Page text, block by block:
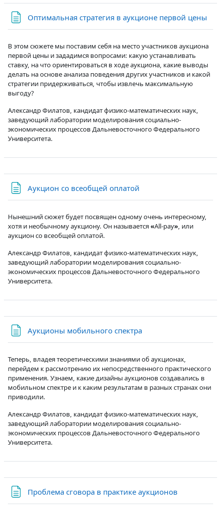
Оптимальная стратегия в аукционе первой цены
В этом сюжете мы поставим себя на место участников аукциона
первой цены и зададимся вопросами: какую устанавливать
ставку, на что ориентироваться в ходе аукциона, какие выводы
делать на основе анализа поведения других участников и какой
стратегии придерживаться, чтобы извлечь максимальную
выгоду?
Александр Филатов, кандидат физико-математических наук,
заведующий лаборатории моделирования социально-
экономических процессов Дальневосточного Федерального
Университета.
Аукцион со всеобщей оплатой
Нынешний сюжет будет посвящен одному очень интересному,
хотя и необычному аукциону. Он называется«All-pay», или
аукцион со всеобщей оплатой.
Александр Филатов, кандидат физико-математических наук,
заведующий лаборатории моделирования социально-
экономических процессов Дальневосточного Федерального
Университета.
Аукционы мобильного спектраСтраница
Теперь, владея теоретическими знаниями об аукционах,
перейдем к рассмотрению их непосредственного практического
применения. Узнаем, какие дизайны аукционов создавались в
мобильном спектре и к каким результатам в разных странах они
приводили.
Александр Филатов, кандидат физико-математических наук,
заведующий лаборатории моделирования социально-
экономических процессов Дальневосточного Федерального
Университета.
Проблема сговора в практике аукционов